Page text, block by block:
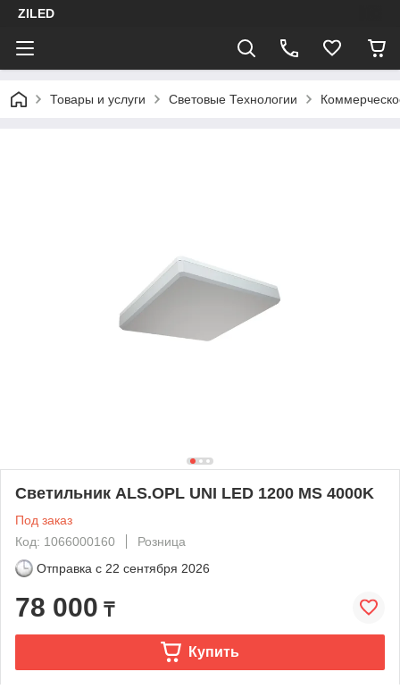
ZILED
Товары и услуги Световые Технологии
Светильник ALS.OPL UNI LED 1200 MS 4000K
Под заказ
Код: 1066000160
Розница
Отправка с 22 сентября 2026
78 000 ₸
Купить